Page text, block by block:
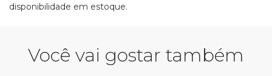
disponibilidade em estoque.
Você vai gostar também